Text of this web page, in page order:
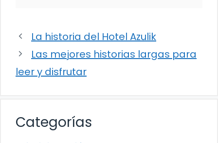
La historia del Hotel Azulik
Las mejores historias largas para
leer y disfrutar
Categorías